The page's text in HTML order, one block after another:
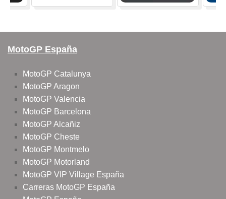
MotoGP España
MotoGP Catalunya
MotoGP Aragon
MotoGP Valencia
MotoGP Barcelona
MotoGP Alcañiz
MotoGP Cheste
MotoGP Montmelo
MotoGP Motorland
MotoGP VIP Village España
Carreras MotoGP España